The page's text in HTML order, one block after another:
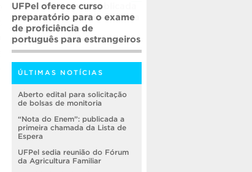
UFPel oferece curso
preparatório para o exame
de proficiência de
português para estrangeiros
ÚLTIMAS NOTÍCIAS
Aberto edital para solicitação
de bolsas de monitoria
“Nota do Enem”: publicada a
primeira chamada da Lista de
Espera
UFPel sedia reunião do Fórum
da Agricultura Familiar